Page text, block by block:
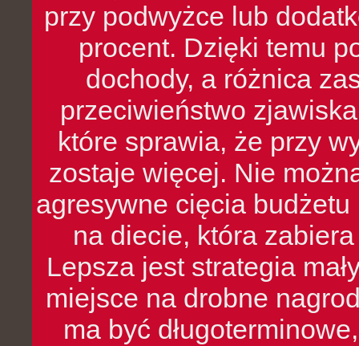
przy podwyżce lub
procent. Dzięki temu
dochody, a różnica
przeciwieństwo
które sprawia, że przy
zostaje więcej. Nie
agresywne cięcia
na diecie, która
Lepsza jest strategia
miejsce na drobne
ma być